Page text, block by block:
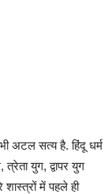
अटल सत्य है. हिंदू धर्म
युग, द्वापर युग
में पहले ही